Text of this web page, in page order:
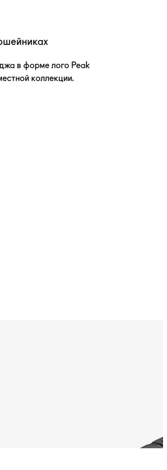
в форме лого Peak
коллекции.